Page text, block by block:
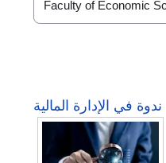
Course categories
ندوة في الإدارة المالية